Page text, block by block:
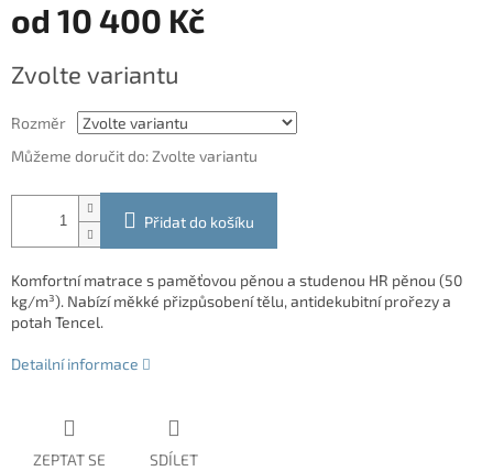
od 10 400 Kč
cena:
Zvolte variantu
Rozměr
Můžeme doručit do: Zvolte variantu
Přidat do košíku
Komfortní matrace s paměťovou pěnou a studenou HR pěnou (50
kg/m³). Nabízí měkké přizpůsobení tělu, antidekubitní prořezy a
potah Tencel.
Detailní informace
ZEPTAT SE SDÍLET